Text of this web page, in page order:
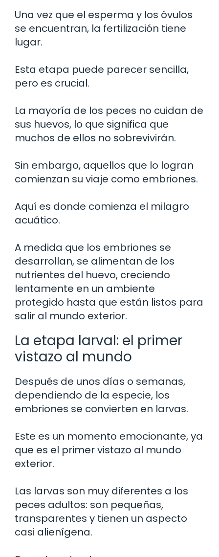
Una vez que el esperma y los óvulos
se encuentran, la fertilización tiene
lugar.
Esta etapa puede parecer sencilla,
pero es crucial.
La mayoría de los peces no cuidan de
sus huevos, lo que significa que
muchos de ellos no sobrevivirán.
Sin embargo, aquellos que lo logran
comienzan su viaje como embriones.
Aquí es donde comienza el milagro
acuático.
A medida que los embriones se
desarrollan, se alimentan de los
nutrientes del huevo, creciendo
lentamente en un ambiente
protegido hasta que están listos para
salir al mundo exterior.
La etapa larval: el primer
vistazo al mundo
Después de unos días o semanas,
dependiendo de la especie, los
embriones se convierten en larvas.
Este es un momento emocionante, ya
que es el primer vistazo al mundo
exterior.
Las larvas son muy diferentes a los
peces adultos: son pequeñas,
transparentes y tienen un aspecto
casi alienígena.